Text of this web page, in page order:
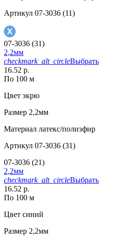
Артикул 07-3036 (11)
07-3036 (31)
2,2мм
checkmark_alt_circleВыбрать
16.52 р.
По 100 м
Цвет экрю
Размер 2,2мм
Материал латекс/полиэфир
Артикул 07-3036 (31)
07-3036 (21)
2,2мм
checkmark_alt_circleВыбрать
16.52 р.
По 100 м
Цвет синий
Размер 2,2мм